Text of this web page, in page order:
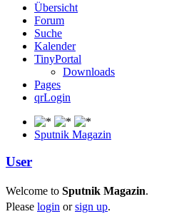
Übersicht
Forum
Suche
Kalender
TinyPortal
Downloads
Pages
qrLogin
Sputnik Magazin
User
Welcome to Sputnik Magazin.
Please login orsign up.
Martin:
2025-01-20, 14:23:37
Wetter-Panorama
Österreich
:
2025-01-20, 14:27:08
Wetter-Panorama
Schweiz
Francesco
⛅
Wetter-Panorama